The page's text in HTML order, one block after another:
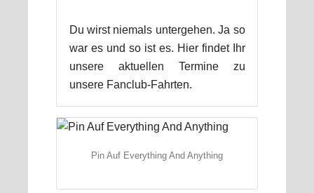
Du wirst niemals untergehen. Ja so
war es und so ist es. Hier findet Ihr
unsere aktuellen Termine zu
unsere Fanclub-Fahrten.
Pin Auf Everything And Anything